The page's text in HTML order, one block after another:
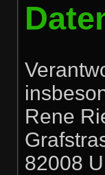
Rene
82008